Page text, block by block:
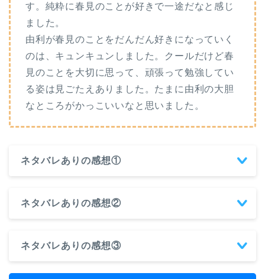
す。純粋に春見のことが好きで一途だなと感じ
ました。
由利が春見のことをだんだん好きになっていく
のは、キュンキュンしました。クールだけど春
見のことを大切に思って、頑張って勉強してい
る姿は見ごたえありました。たまに由利の大胆
なところがかっこいいなと思いました。
ネタバレありの感想①
ネタバレありの感想②
ネタバレありの感想③